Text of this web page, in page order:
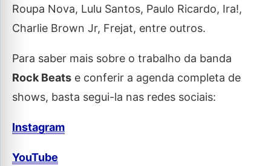
Roupa Nova, Lulu Santos, Paulo Ricardo, Ira!,
Charlie Brown Jr, Frejat, entre outros.
Para saber mais sobre o trabalho da banda
Rock Beats e conferir a agenda completa de
shows, basta segui-la nas redes sociais:
Instagram
YouTube